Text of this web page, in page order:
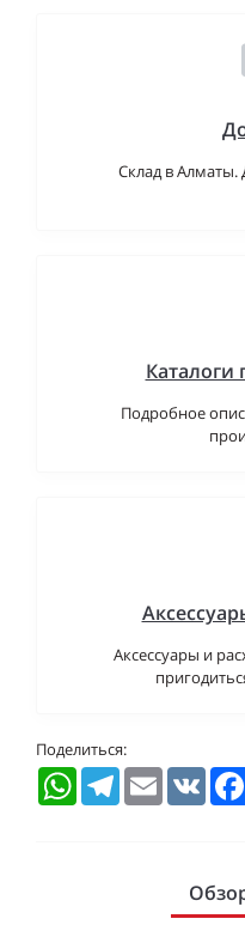
Склад в Алматы.
Каталоги
Подробное
Аксессуары и
Поделиться:
WhatsAppTelegramEmail VK